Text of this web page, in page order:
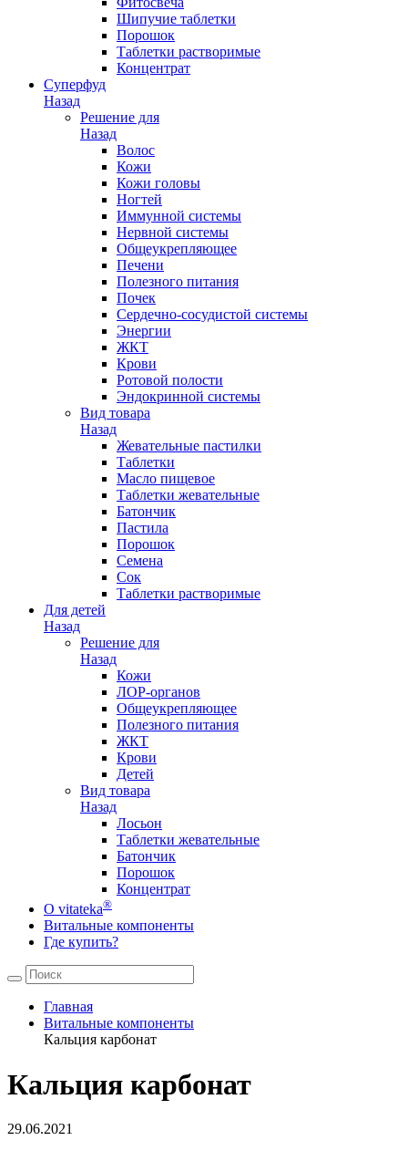
Шипучие таблетки
Порошок
Таблетки растворимые
Концентрат
Суперфуд
Назад
Решение для
Назад
Волос
Кожи
Кожи головы
Ногтей
Иммунной системы
Нервной системы
Общеукрепляющее
Печени
Полезного питания
Почек
Сердечно-сосудистой системы
Энергии
ЖКТ
Крови
Ротовой полости
Эндокринной системы
Вид товара
Назад
Жевательные пастилки
Таблетки
Масло пищевое
Таблетки жевательные
Батончик
Пастила
Порошок
Семена
Сок
Таблетки растворимые
Для детей
Назад
Решение для
Назад
Кожи
ЛОР-органов
Общеукрепляющее
Полезного питания
ЖКТ
Крови
Детей
Вид товара
Назад
Лосьон
Таблетки жевательные
Батончик
Порошок
Концентрат
О vitateka®
Витальные компоненты
Где купить?
Главная
Витальные компоненты
Кальция карбонат
Кальция карбонат
29.06.2021